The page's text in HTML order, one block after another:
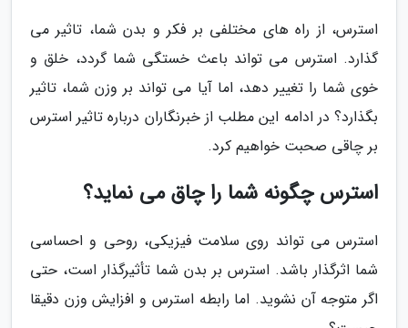
استرس، از راه های مختلفی بر فکر و بدن شما، تاثیر می
گذارد. استرس می تواند باعث خستگی شما گردد، خلق و
خوی شما را تغییر دهد، اما آیا می تواند بر وزن شما، تاثیر
بگذارد؟ در ادامه این مطلب از خبرنگاران درباره تاثیر استرس
بر چاقی صحبت خواهیم کرد.
استرس چگونه شما را چاق می نماید؟
استرس می تواند روی سلامت فیزیکی، روحی و احساسی
شما اثرگذار باشد. استرس بر بدن شما تأثیرگذار است، حتی
اگر متوجه آن نشوید. اما رابطه استرس و افزایش وزن دقیقا